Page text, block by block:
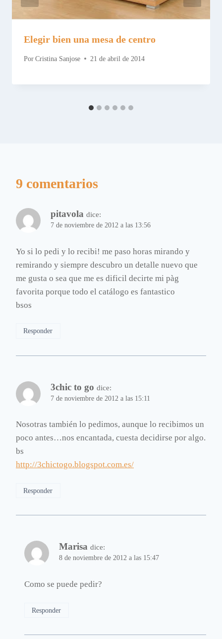
Elegir bien una mesa de centro
Por Cristina Sanjose 21 de abril de 2014
9 comentarios
pitavola dice:
7 de noviembre de 2012 a las 13:56
Yo si lo pedi y lo recibi! me paso horas mirando y
remirando y siempre descubro un detalle nuevo que
me gusta o sea que me es dificil decirte mi pàg
favorita porque todo el catálogo es fantastico
bsos
Responder
3chic to go dice:
7 de noviembre de 2012 a las 15:11
Nosotras también lo pedimos, aunque lo recibimos un
poco antes…nos encantada, cuesta decidirse por algo.
bs
http://3chictogo.blogspot.com.es/
Responder
Marisa dice:
8 de noviembre de 2012 a las 15:47
Como se puede pedir?
Responder